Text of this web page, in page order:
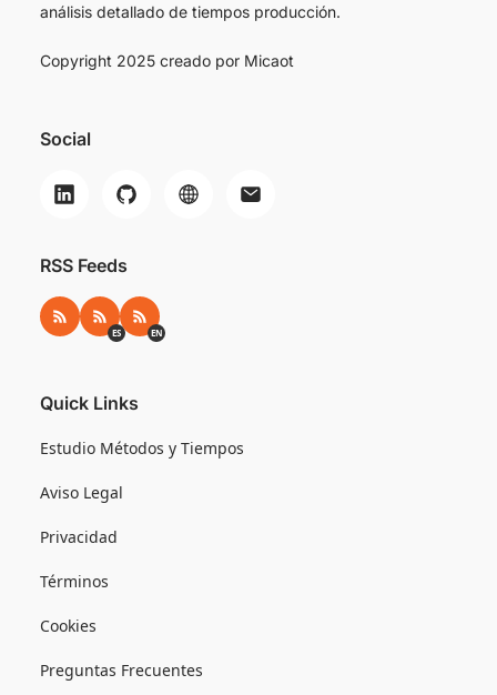
análisis detallado de tiempos producción.
Copyright 2025 creado por Micaot
Social
RSS Feeds
RSS RSS ES
ES RSS EN
EN
Quick Links
Estudio Métodos y Tiempos
Aviso Legal
Privacidad
Términos
Cookies
Preguntas Frecuentes